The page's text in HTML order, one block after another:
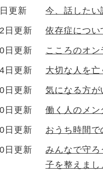
更新 今、話した
日更新 依存症につい
日更新 こころのオ
日更新 大切な人を亡
日更新 気になる方が
日更新 働く人のメン
日更新 おうち時間で
日更新
みんなで守ろ
子を整えまし